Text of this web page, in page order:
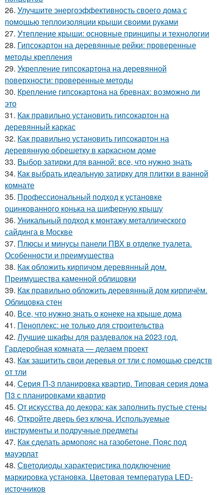
26. Улучшите энергоэффективность своего дома с
помощью теплоизоляции крыши своими руками
27. Утепление крыши: основные принципы и технологии
28. Гипсокартон на деревянные рейки: проверенные
методы крепления
29. Укрепление гипсокартона на деревянной
поверхности: проверенные методы
30. Крепление гипсокартона на бревнах: возможно ли
это
31. Как правильно установить гипсокартон на
деревянный каркас
32. Как правильно установить гипсокартон на
деревянную обрешетку в каркасном доме
33. Выбор затирки для ванной: все, что нужно знать
34. Как выбрать идеальную затирку для плитки в ванной
комнате
35. Профессиональный подход к установке
оцинкованного конька на шиферную крышу
36. Уникальный подход к монтажу металлического
сайдинга в Москве
37. Плюсы и минусы панели ПВХ в отделке туалета.
Особенности и преимущества
38. Как обложить кирпичом деревянный дом.
Преимущества каменной облицовки
39. Как правильно обложить деревянный дом кирпичём.
Облицовка стен
40. Все, что нужно знать о конеке на крыше дома
41. Пеноплекс: не только для строительства
42. Лучшие шкафы для раздевалок на 2023 год.
Гардеробная комната — делаем проект
43. Как защитить свои деревья от тли с помощью средств
от тли
44. Серия П-3 планировка квартир. Типовая серия дома
П3 с планировками квартир
45. От искусства до декора: как заполнить пустые стены
46. Откройте дверь без ключа. Используемые
инструменты и подручные предметы
47. Как сделать армопояс на газобетоне. Пояс под
мауэрлат
48. Светодиоды характеристика подключение
маркировка установка. Цветовая температура LED-
источников